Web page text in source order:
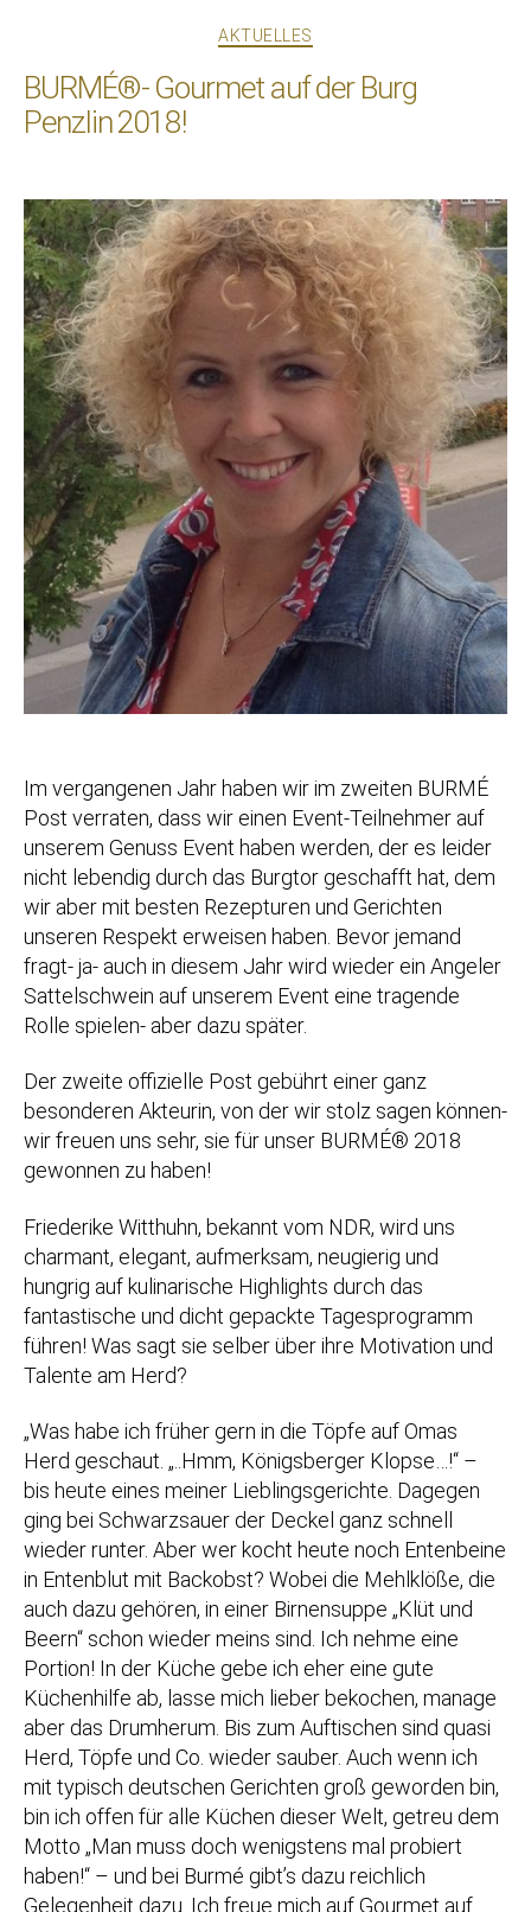
Kategorien
AKTUELLES
BURMÉ®- Gourmet auf der Burg
Penzlin 2018!
Im vergangenen Jahr haben wir im zweiten BURMÉ
Post verraten, dass wir einen Event-Teilnehmer auf
unserem Genuss Event haben werden, der es leider
nicht lebendig durch das Burgtor geschafft hat, dem
wir aber mit besten Rezepturen und Gerichten
unseren Respekt erweisen haben. Bevor jemand
fragt- ja- auch in diesem Jahr wird wieder ein Angeler
Sattelschwein auf unserem Event eine tragende
Rolle spielen- aber dazu später.
Der zweite offizielle Post gebührt einer ganz
besonderen Akteurin, von der wir stolz sagen können-
wir freuen uns sehr, sie für unser BURMÉ® 2018
gewonnen zu haben!
Friederike Witthuhn, bekannt vom NDR, wird uns
charmant, elegant, aufmerksam, neugierig und
hungrig auf kulinarische Highlights durch das
fantastische und dicht gepackte Tagesprogramm
führen! Was sagt sie selber über ihre Motivation und
Talente am Herd?
„Was habe ich früher gern in die Töpfe auf Omas
Herd geschaut. „..Hmm, Königsberger Klopse…!“ –
bis heute eines meiner Lieblingsgerichte. Dagegen
ging bei Schwarzsauer der Deckel ganz schnell
wieder runter. Aber wer kocht heute noch Entenbeine
in Entenblut mit Backobst? Wobei die Mehlklöße, die
auch dazu gehören, in einer Birnensuppe „Klüt und
Beern“ schon wieder meins sind. Ich nehme eine
Portion! In der Küche gebe ich eher eine gute
Küchenhilfe ab, lasse mich lieber bekochen, manage
aber das Drumherum. Bis zum Auftischen sind quasi
Herd, Töpfe und Co. wieder sauber. Auch wenn ich
mit typisch deutschen Gerichten groß geworden bin,
bin ich offen für alle Küchen dieser Welt, getreu dem
Motto „Man muss doch wenigstens mal probiert
haben!“ – und bei Burmé gibt’s dazu reichlich
Gelegenheit dazu. Ich freue mich auf Gourmet auf